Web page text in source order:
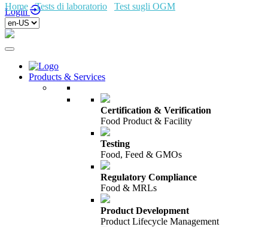
Login
Products & Services
Certification & Verification
Food Product & Facility
Testing
Food, Feed & GMOs
Regulatory Compliance
Food & MRLs
Product Development
Product Lifecycle Management
Home /Tests di laboratorio Test sugli OGM